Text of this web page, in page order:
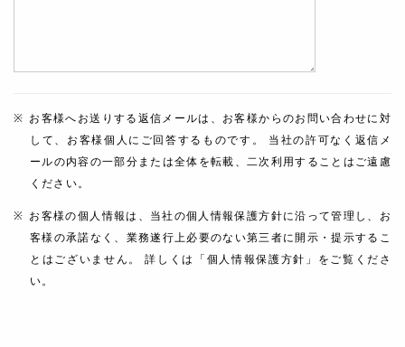
お客様へお送りする返信メールは、お客様からのお問い合わせに対
して、お客様個人にご回答するものです。 当社の許可なく返信メ
ールの内容の一部分または全体を転載、二次利用することはご遠慮
ください。
お客様の個人情報は、当社の個人情報保護方針に沿って管理し、お
客様の承諾なく、業務遂行上必要のない第三者に開示・提示するこ
とはございません。 詳しくは「個人情報保護方針」をご覧くださ
い。